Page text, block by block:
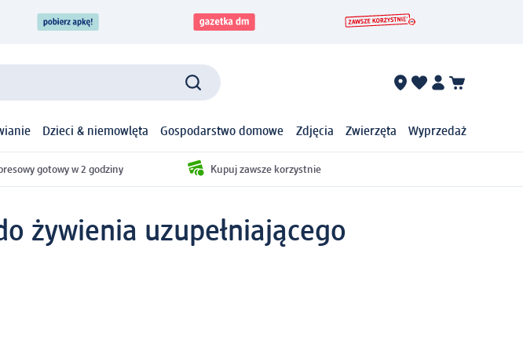
Dzieci & niemowlęta Gospodarstwo domowe Zdjęcia Zwierzęta Wyprzedaż
gotowy w 2 godziny Kupuj zawsze korzystnie
żywienia uzupełniającego